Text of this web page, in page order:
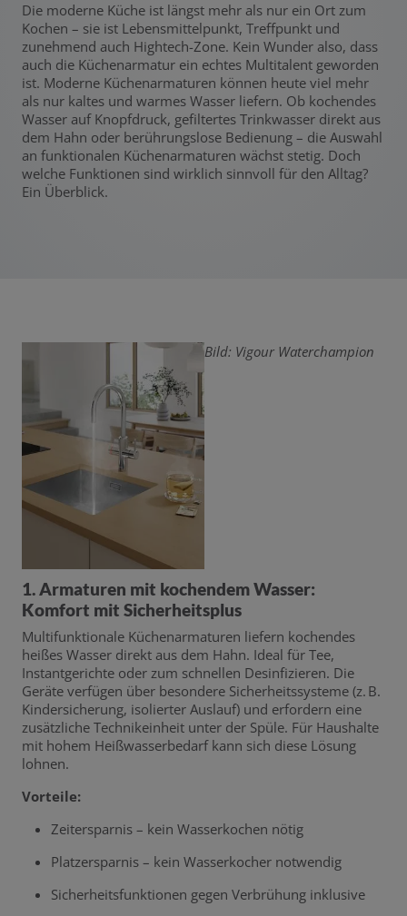
Die moderne Küche ist längst mehr als nur ein Ort zum
Kochen – sie ist Lebensmittelpunkt, Treffpunkt und
zunehmend auch Hightech-Zone. Kein Wunder also, dass
auch die Küchenarmatur ein echtes Multitalent geworden
ist. Moderne Küchenarmaturen können heute viel mehr
als nur kaltes und warmes Wasser liefern. Ob kochendes
Wasser auf Knopfdruck, gefiltertes Trinkwasser direkt aus
dem Hahn oder berührungslose Bedienung – die Auswahl
an funktionalen Küchenarmaturen wächst stetig. Doch
welche Funktionen sind wirklich sinnvoll für den Alltag?
Ein Überblick.
Bild: Vigour Waterchampion
1. Armaturen mit kochendem Wasser:
Komfort mit Sicherheitsplus
Multifunktionale Küchenarmaturen liefern kochendes
heißes Wasser direkt aus dem Hahn. Ideal für Tee,
Instantgerichte oder zum schnellen Desinfizieren. Die
Geräte verfügen über besondere Sicherheitssysteme (z. B.
Kindersicherung, isolierter Auslauf) und erfordern eine
zusätzliche Technikeinheit unter der Spüle. Für Haushalte
mit hohem Heißwasserbedarf kann sich diese Lösung
lohnen.
Vorteile:
Zeitersparnis – kein Wasserkochen nötig
Platzersparnis – kein Wasserkocher notwendig
Sicherheitsfunktionen gegen Verbrühung inklusive